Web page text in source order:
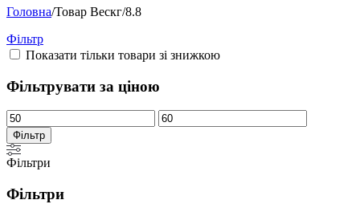
Головна/Товар Вескг/8.8
Фільтр
Показати тільки товари зі знижкою
Фільтрувати за ціною
Фільтр
Фільтри
Фільтри